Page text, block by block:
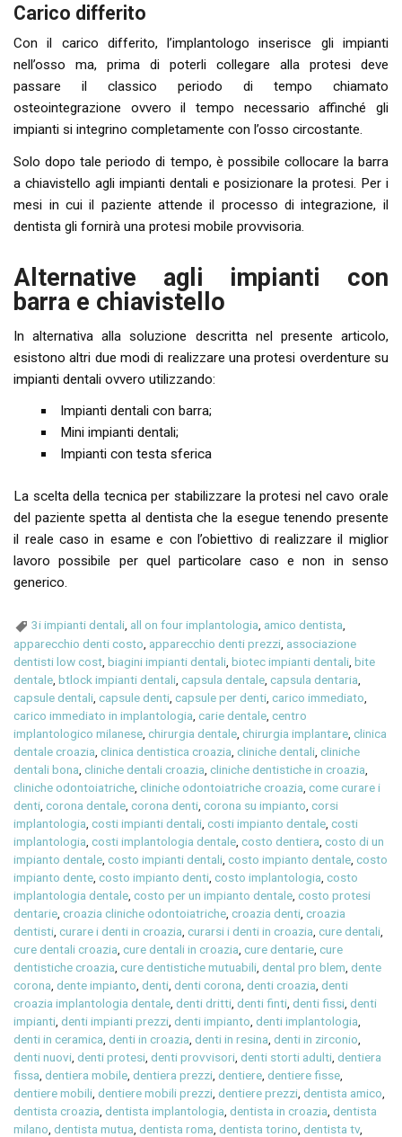
Carico differito
Con il carico differito, l’implantologo inserisce gli impianti
nell’osso ma, prima di poterli collegare alla protesi deve
passare il classico periodo di tempo chiamato
osteointegrazione ovvero il tempo necessario affinché gli
impianti si integrino completamente con l’osso circostante.
Solo dopo tale periodo di tempo, è possibile collocare la barra
a chiavistello agli impianti dentali e posizionare la protesi. Per i
mesi in cui il paziente attende il processo di integrazione, il
dentista gli fornirà una protesi mobile provvisoria.
Alternative agli impianti con
barra e chiavistello
In alternativa alla soluzione descritta nel presente articolo,
esistono altri due modi di realizzare una protesi overdenture su
impianti dentali ovvero utilizzando:
Impianti dentali con barra;
Mini impianti dentali;
Impianti con testa sferica
La scelta della tecnica per stabilizzare la protesi nel cavo orale
del paziente spetta al dentista che la esegue tenendo presente
il reale caso in esame e con l’obiettivo di realizzare il miglior
lavoro possibile per quel particolare caso e non in senso
generico.
3i impianti dentali all on four implantologia amico dentista
apparecchio denti costo, apparecchio denti prezzi, associazione
dentisti low cost,biagini impianti dentali,biotec impianti dentali,bite
dentale,btlock impianti dentali,capsula dentale,capsula dentaria,
capsule dentali,capsule denti,capsule per denti,carico immediato,
carico immediato in implantologia,carie dentale,centro
implantologico milanese,chirurgia dentale,chirurgia implantare,clinica
dentale croazia,clinica dentistica croazia,cliniche dentali,cliniche
dentali bona,cliniche dentali croazia,cliniche dentistiche in croazia,
cliniche odontoiatriche,cliniche odontoiatriche croazia,come curare i
denti,corona dentale,corona denti,corona su impianto,corsi
implantologia,costi impianti dentali,costi impianto dentale,costi
implantologia,costi implantologia dentale,costo dentiera,costo di un
impianto dentale,costo impianti dentali,costo impianto dentale,costo
impianto dente,costo impianto denti,costo implantologia,costo
implantologia dentale,costo per un impianto dentale,costo protesi
dentarie,croazia cliniche odontoiatriche,croazia denti,croazia
dentisti,curare i denti in croazia,curarsi i denti in croazia,cure dentali,
cure dentali croazia,cure dentali in croazia,cure dentarie,cure
dentistiche croazia,cure dentistiche mutuabili,dental pro blem,dente
corona,dente impianto,denti,denti corona,denti croazia,denti
croazia implantologia dentale,denti dritti,denti finti,denti fissi,denti
impianti,denti impianti prezzi,denti impianto,denti implantologia,
denti in ceramica,denti in croazia,denti in resina,denti in zirconio,
denti nuovi,denti protesi,denti provvisori,denti storti adulti,dentiera
fissa,dentiera mobile,dentiera prezzi,dentiere,dentiere fisse,
dentiere mobili,dentiere mobili prezzi,dentiere prezzi,dentista amico,
dentista croazia,dentista implantologia,dentista in croazia,dentista
milano,dentista mutua,dentista roma,dentista torino,dentista tv,